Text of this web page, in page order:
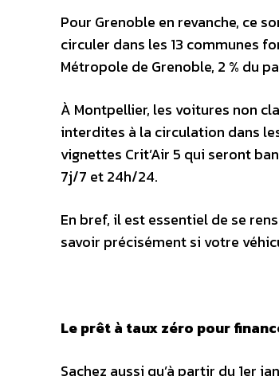
Pour Grenoble en revanche, ce
circuler dans les 13 communes
Métropole de Grenoble, 2 % du
À Montpellier, les voitures non
interdites à la circulation dans
vignettes Crit’Air 5 qui seront
7j/7 et 24h/24.
En bref, il est essentiel de se
savoir précisément si votre
Le prêt à taux zéro pour
Sachez aussi qu’à partir du 1er